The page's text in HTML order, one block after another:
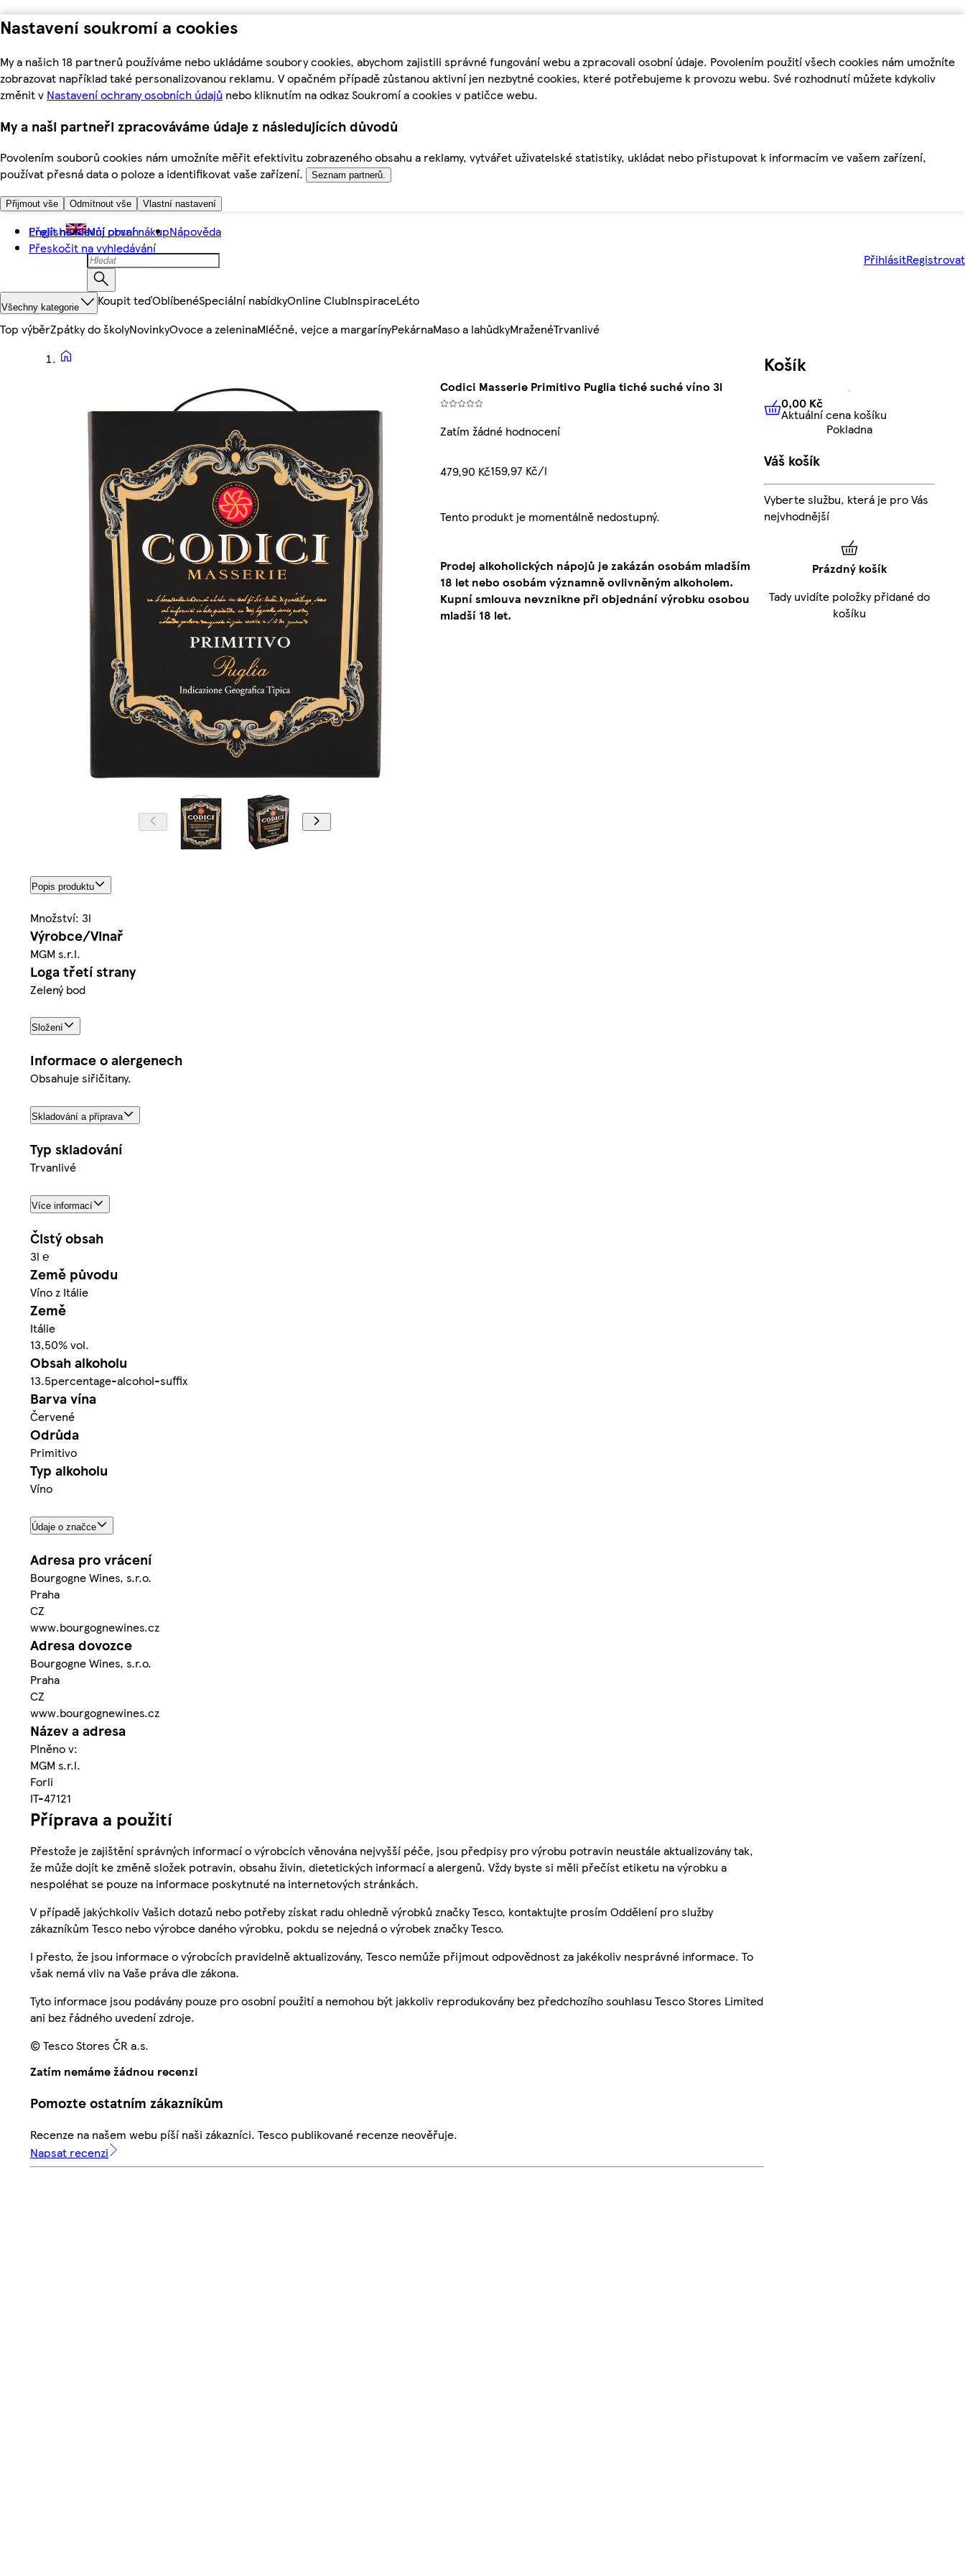
Nastavení soukromí a cookies
My a našich 18 partnerů používáme nebo ukládáme soubory cookies, abychom zajistili správné fungování webu a zpracovali osobní údaje. Povolením použití všech cookies nám umožníte
zobrazovat například také personalizovanou reklamu. V opačném případě zůstanou aktivní jen nezbytné cookies, které potřebujeme k provozu webu. Své rozhodnutí můžete kdykoliv
změnit v Nastavení ochrany osobních údajů nebo kliknutím na odkaz Soukromí a cookies v patičce webu.
My a naši partneři zpracováváme údaje z následujících důvodů
Povolením souborů cookies nám umožníte měřit efektivitu zobrazeného obsahu a reklamy, vytvářet uživatelské statistiky, ukládat nebo přistupovat k informacím ve vašem zařízení,
používat přesná data o poloze a identifikovat vaše zařízení.
Seznam partnerů.
Přijmout vše Odmítnout vše Vlastní nastavení
Přejít na hlavní obsah
Přeskočit na vyhledávání
English Můj první nákupNápověda
PřihlásitRegistrovat
Všechny kategorie Koupit teďOblíbenéSpeciální nabídkyOnline ClubInspiraceLéto
Top výběrZpátky do školyNovinkyOvoce a zeleninaMléčné, vejce a margarínyPekárnaMaso a lahůdkyMraženéTrvanlivé
Codici Masserie Primitivo Puglia tiché suché víno 3l
Zatím žádné hodnocení
479,90 Kč159,97 Kč/l
Tento produkt je momentálně nedostupný.
Prodej alkoholických nápojů je zakázán osobám mladším
18 let nebo osobám významně ovlivněným alkoholem.
Kupní smlouva nevznikne při objednání výrobku osobou
mladší 18 let.
Popis produktu
Množství: 3l
Výrobce/Vinař
MGM s.r.l.
Loga třetí strany
Zelený bod
Složení
Informace o alergenech
Obsahuje siřičitany.
Skladování a příprava
Typ skladování
Trvanlivé
Více informací
Čistý obsah
3l ℮
Země původu
Víno z Itálie
Země
Itálie
13,50% vol.
Obsah alkoholu
13.5percentage-alcohol-suffix
Barva vína
Červené
Odrůda
Primitivo
Typ alkoholu
Víno
Údaje o značce
Adresa pro vrácení
Bourgogne Wines, s.r.o.
Praha
CZ
www.bourgognewines.cz
Adresa dovozce
Bourgogne Wines, s.r.o.
Praha
CZ
www.bourgognewines.cz
Název a adresa
Plněno v:
MGM s.r.l.
Forli
IT-47121
Příprava a použití
Přestože je zajištění správných informací o výrobcích věnována nejvyšší péče, jsou předpisy pro výrobu potravin neustále aktualizovány tak,
že může dojít ke změně složek potravin, obsahu živin, dietetických informací a alergenů. Vždy byste si měli přečíst etiketu na výrobku a
nespoléhat se pouze na informace poskytnuté na internetových stránkách.
V případě jakýchkoliv Vašich dotazů nebo potřeby získat radu ohledně výrobků značky Tesco, kontaktujte prosím Oddělení pro služby
zákazníkům Tesco nebo výrobce daného výrobku, pokdu se nejedná o výrobek značky Tesco.
I přesto, že jsou informace o výrobcích pravidelně aktualizovány, Tesco nemůže přijmout odpovědnost za jakékoliv nesprávné informace. To
však nemá vliv na Vaše práva dle zákona.
Tyto informace jsou podávány pouze pro osobní použití a nemohou být jakkoliv reprodukovány bez předchozího souhlasu Tesco Stores Limited
ani bez řádného uvedení zdroje.
© Tesco Stores ČR a.s.
Zatím nemáme žádnou recenzi
Pomozte ostatním zákazníkům
Recenze na našem webu píší naši zákazníci. Tesco publikované recenze neověřuje.
Napsat recenzi
Košík
0,00 KčAktuální cena košíku
0,00 Kč
Aktuální cena košíku
Pokladna
Váš košík
Vyberte službu, která je pro Vás
nejvhodnější
Prázdný košík
Tady uvidíte položky přidané do
košíku